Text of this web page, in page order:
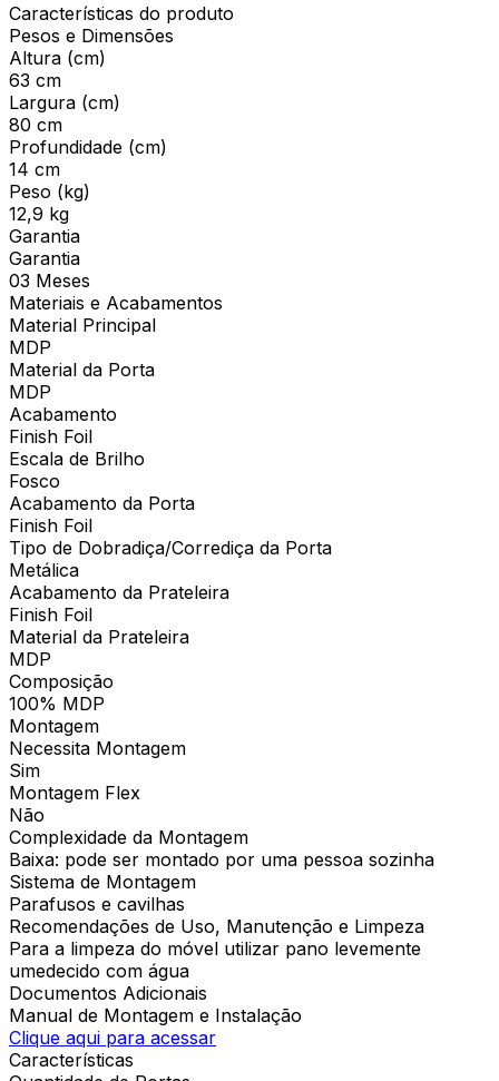
Características do produto
Pesos e Dimensões
Altura (cm)
63 cm
Largura (cm)
80 cm
Profundidade (cm)
14 cm
Peso (kg)
12,9 kg
Garantia
Garantia
03 Meses
Materiais e Acabamentos
Material Principal
MDP
Material da Porta
MDP
Acabamento
Finish Foil
Escala de Brilho
Fosco
Acabamento da Porta
Finish Foil
Tipo de Dobradiça/Corrediça da Porta
Metálica
Acabamento da Prateleira
Finish Foil
Material da Prateleira
MDP
Composição
100% MDP
Montagem
Necessita Montagem
Sim
Montagem Flex
Não
Complexidade da Montagem
Baixa: pode ser montado por uma pessoa sozinha
Sistema de Montagem
Parafusos e cavilhas
Recomendações de Uso, Manutenção e Limpeza
Para a limpeza do móvel utilizar pano levemente
umedecido com água
Documentos Adicionais
Manual de Montagem e Instalação
Clique aqui para acessar
Características